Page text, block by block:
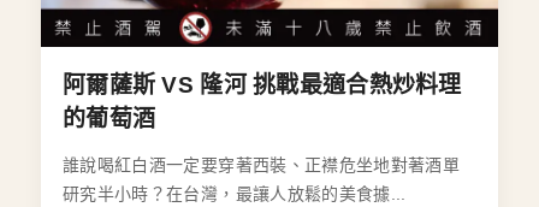
阿爾薩斯 VS 隆河 挑戰最適合熱炒料理
的葡萄酒
誰說喝紅白酒一定要穿著西裝、正襟危坐地對著酒單
研究半小時？在台灣，最讓人放鬆的美食據...